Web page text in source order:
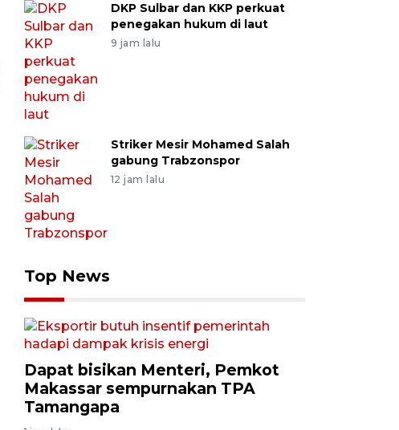
DKP Sulbar dan KKP perkuat
penegakan hukum di laut
9 jam lalu
Striker Mesir Mohamed Salah
gabung Trabzonspor
12 jam lalu
Top News
Dapat bisikan Menteri, Pemkot
Makassar sempurnakan TPA
Tamangapa